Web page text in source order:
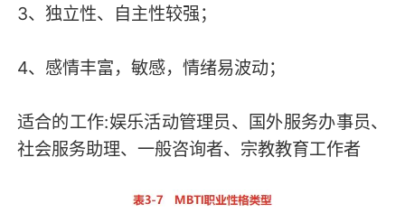
3、独立性、自主性较强；
4、感情丰富，敏感，情绪易波动；
适合的工作:娱乐活动管理员、国外服务办事员、
社会服务助理、一般咨询者、宗教教育工作者